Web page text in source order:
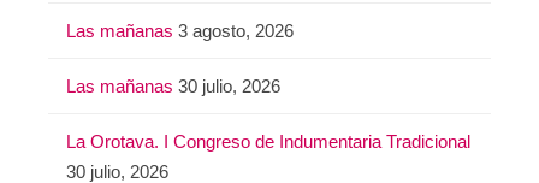
Las mañanas 3 agosto, 2026
Las mañanas 30 julio, 2026
La Orotava. I Congreso de Indumentaria Tradicional
30 julio, 2026